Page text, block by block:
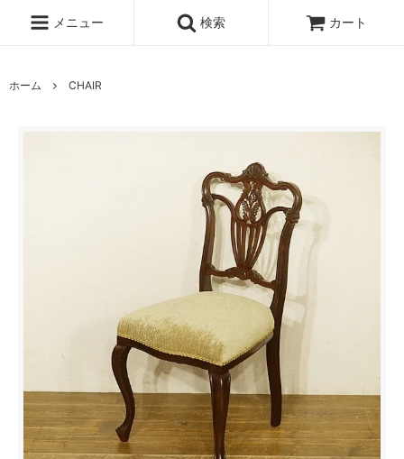
メニュー 検索 カート
ホーム CHAIR